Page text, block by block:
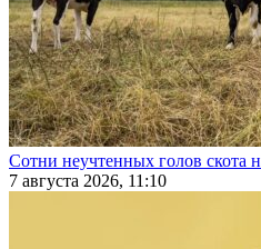
Сотни неучтенных голов скота
7 августа 2026, 11:10